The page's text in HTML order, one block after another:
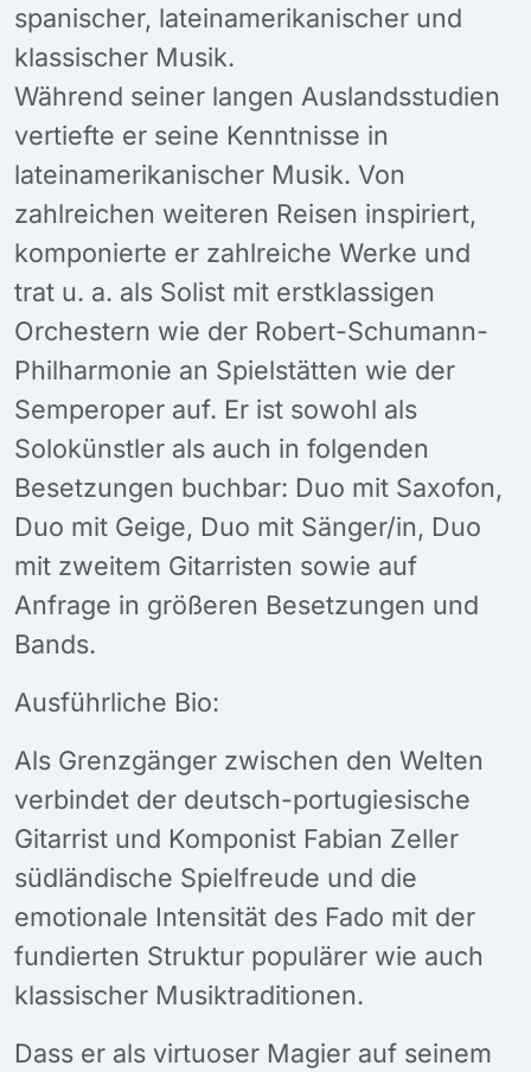
spanischer, lateinamerikanischer und
klassischer Musik.
Während seiner langen Auslandsstudien
vertiefte er seine Kenntnisse in
lateinamerikanischer Musik. Von
zahlreichen weiteren Reisen inspiriert,
komponierte er zahlreiche Werke und
trat u. a. als Solist mit erstklassigen
Orchestern wie der Robert-Schumann-
Philharmonie an Spielstätten wie der
Semperoper auf. Er ist sowohl als
Solokünstler als auch in folgenden
Besetzungen buchbar: Duo mit Saxofon,
Duo mit Geige, Duo mit Sänger/in, Duo
mit zweitem Gitarristen sowie auf
Anfrage in größeren Besetzungen und
Bands.
Ausführliche Bio:
Als Grenzgänger zwischen den Welten
verbindet der deutsch-portugiesische
Gitarrist und Komponist Fabian Zeller
südländische Spielfreude und die
emotionale Intensität des Fado mit der
fundierten Struktur populärer wie auch
klassischer Musiktraditionen.
Dass er als virtuoser Magier auf seinem